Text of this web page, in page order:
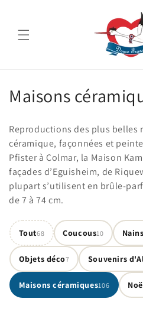
contenu
C
l
l
e
c
t
i
o
n
Maisons
Reproductions des plus belles
céramique, façonnées et
Pfister à Colmar, la Maison
façades d’Eguisheim, de
plupart s’utilisent en brûle-
de 7 à 74 cm.
Tout68 Coucous10 Nains
Objets déco7 Souvenirs
Maisons céramiques106